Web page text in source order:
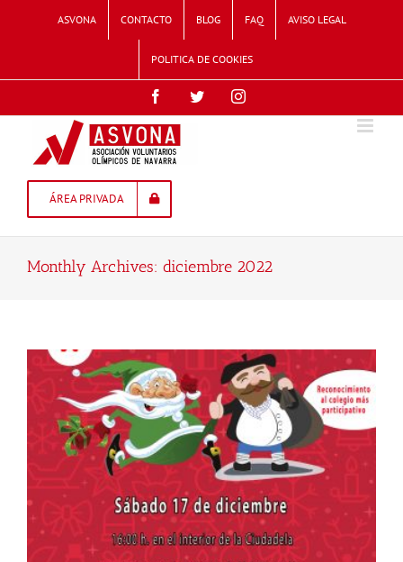
ASVONA CONTACTO BLOG FAQ AVISO LEGAL
POLITICA DE COOKIES
FacebookTwitterInstagram
ÁREA PRIVADA
Monthly Archives: diciembre 2022